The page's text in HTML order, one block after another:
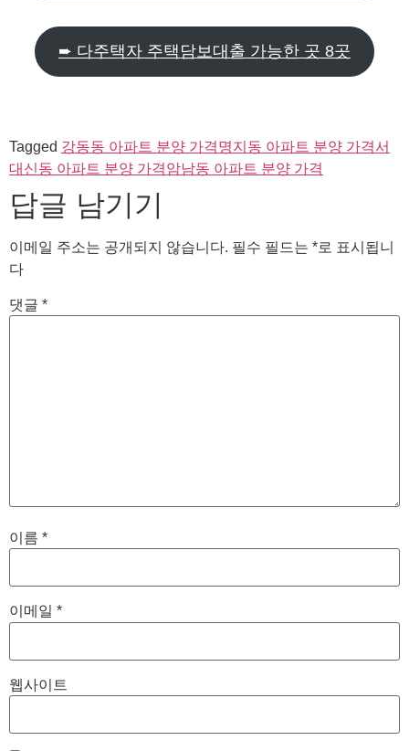
➨ 다주택자 주택담보대출 가능한 곳 8곳
Tagged 강동동 아파트 분양 가격명지동 아파트 분양 가격서
대신동 아파트 분양 가격암남동 아파트 분양 가격
답글 남기기
이메일 주소는 공개되지 않습니다. 필수 필드는 *로 표시됩니
다
댓글 *
이름 *
이메일 *
웹사이트